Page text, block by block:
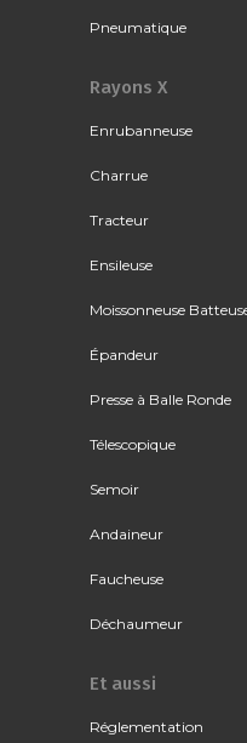
Pneumatique
Rayons X
Enrubanneuse
Charrue
Tracteur
Ensileuse
Moissonneuse
Épandeur
Presse à Balle Ronde
Télescopique
Semoir
Andaineur
Faucheuse
Déchaumeur
Et aussi
Réglementation